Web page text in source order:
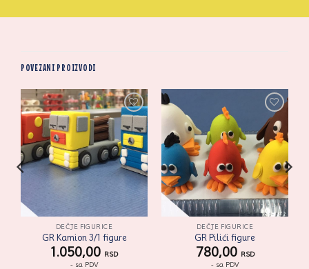
POVEZANI PROIZVODI
Zaprati
ovaj
artikal
DEČJE FIGURICE
GR Kamion 3/1 figure
1.050,00 RSD
- sa PDV
Zaprati
ovaj
artikal
DEČJE FIGURICE
GR Pilići figure
780,00 RSD
- sa PDV